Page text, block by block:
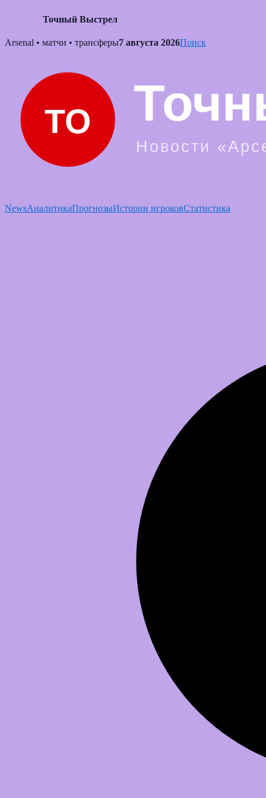
Точный Выстрел
Skip
Arsenal • матчи • трансферы7 августа 2026Поиск
NewsАналитикаПрогнозыИстории игроковСтатистика